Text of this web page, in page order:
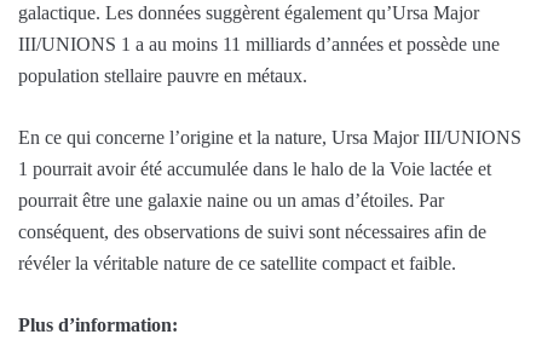
galactique. Les données suggèrent également qu’Ursa Major
III/UNIONS 1 a au moins 11 milliards d’années et possède une
population stellaire pauvre en métaux.
En ce qui concerne l’origine et la nature, Ursa Major III/UNIONS
1 pourrait avoir été accumulée dans le halo de la Voie lactée et
pourrait être une galaxie naine ou un amas d’étoiles. Par
conséquent, des observations de suivi sont nécessaires afin de
révéler la véritable nature de ce satellite compact et faible.
Plus d’information: